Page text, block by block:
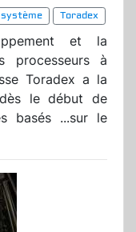
Toradex
et la
processeurs à
Toradex a la
le début de
basés ...sur le